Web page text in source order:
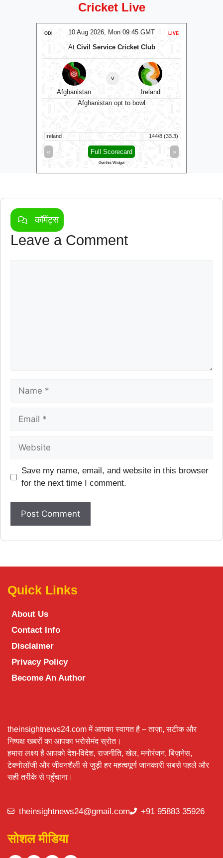
Cricket Live
10 Aug 2026, Mon 09:45 GMT
ODI LIVE
At Civil Service Cricket Club
Afghanistan
v
Ireland
Afghanistan opt to bowl
Ireland 144/8 (33.3)
« »
Full Scorecard
Get this Widget
कॉमेंट्स
Leave a Comment
Save my name, email, and website in this browser
for the next time I comment.
Quick Links
About Us
Contact Info
Disclaimer
Privacy Policy
Become An Author
theinsightnews24.com में आपका स्वागत है – ताज़ा, सटीक और
निष्पक्ष खबरों का आपका भरोसेमंद स्रोत।
हमारा लक्ष्य है आपको देश-विदेश, राजनीति, खेल, मनोरंजन, बिज़नेस,
टेक्नोलॉजी और जीवनशैली से जुड़ी हर महत्वपूर्ण जानकारी सबसे पहले और
सही तरीके से पहुँचाना।
theinsightnews24@gmail.com +91 95883 35926
सोशल मीडिया